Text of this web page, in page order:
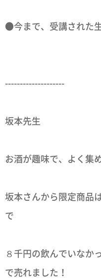
●今まで、受講された
--------------------
坂本先生
お酒が趣味で、よく集
坂本さんから限定商品
で
８千円の飲んでいなか
で売れました！